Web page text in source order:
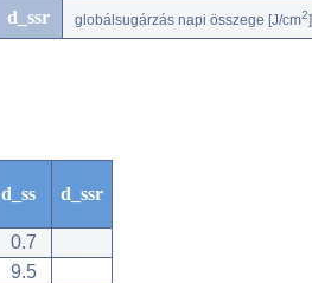
d_ssr globálsugárzás napi összege [J/cm2]
d_ss d_ssr
0.7
9.5